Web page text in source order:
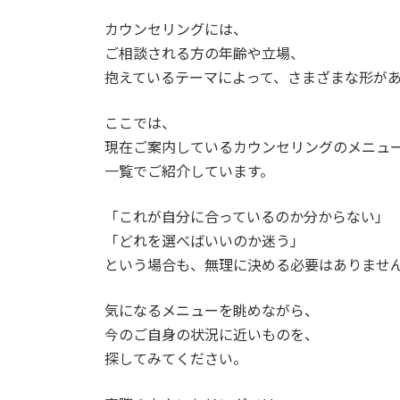
カウンセリングには、
ご相談される方の年齢や立場、
抱えているテーマによって、さまざまな形があ
ここでは、
現在ご案内しているカウンセリングのメニュ
一覧でご紹介しています。
「これが自分に合っているのか分からない」
「どれを選べばいいのか迷う」
という場合も、無理に決める必要はありません
気になるメニューを眺めながら、
今のご自身の状況に近いものを、
探してみてください。